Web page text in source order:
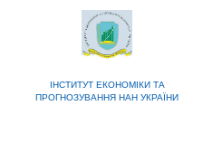
ІНСТИТУТ ЕКОНОМІКИ ТА
ПРОГНОЗУВАННЯ НАН УКРАЇНИ